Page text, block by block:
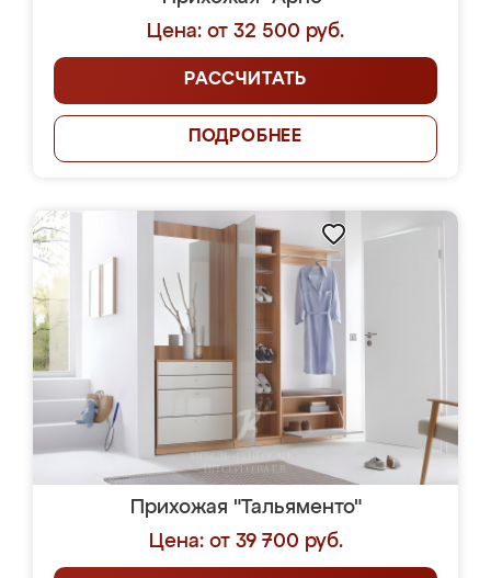
Цена: от 32 500 руб.
РАССЧИТАТЬ
ПОДРОБНЕЕ
Прихожая "Тальяменто"
Цена: от 39 700 руб.